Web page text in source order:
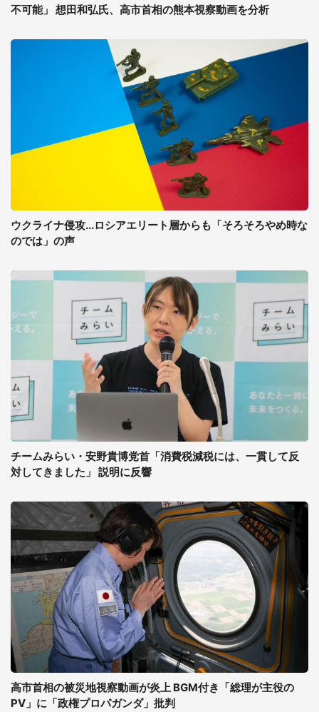
不可能」 想田和弘氏、高市首相の熊本視察動画を分析
ウクライナ侵攻...ロシアエリート層からも「そろそろやめ時な
のでは」の声
チームみらい・安野貴博党首「消費税減税には、一貫して反
対してきました」 説明に反響
高市首相の被災地視察動画が炎上 BGM付き「総理が主役の
PV」に「政権プロパガンダ」批判